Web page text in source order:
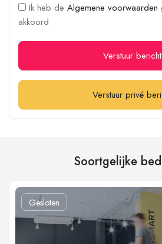
Ik heb de Algemene voorwaarden
akkoord
Verstuur bericht
Verstuur privé
Soortgelijke
Gesloten